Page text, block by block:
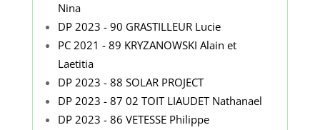
Nina
DP 2023 - 90 GRASTILLEUR Lucie
PC 2021 - 89 KRYZANOWSKI Alain et
Laetitia
DP 2023 - 88 SOLAR PROJECT
DP 2023 - 87 02 TOIT LIAUDET Nathanael
DP 2023 - 86 VETESSE Philippe